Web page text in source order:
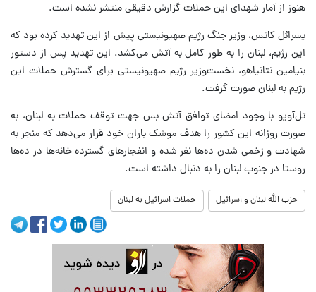
هنوز از آمار شهدای این حملات گزارش دقیقی منتشر نشده است.
یسرائل کاتس، وزیر جنگ رژیم صهیونیستی پیش از این تهدید کرده بود که
این رژیم، لبنان را به طور کامل به آتش می‌کشد. این تهدید پس از دستور
بنیامین نتانیاهو، نخست‌وزیر رژیم صهیونیستی برای گسترش حملات این
رژیم به لبنان صورت گرفت.
تل‌آویو با وجود امضای توافق آتش بس جهت توقف حملات به لبنان، به
صورت روزانه این کشور را هدف موشک باران خود قرار می‌دهد که منجر به
شهادت و زخمی شدن ده‌ها نفر شده و انفجارهای گسترده خانه‌ها در ده‌ها
روستا در جنوب لبنان را به دنبال داشته است.
حزب الله لبنان و اسرائیل حملات اسرائیل به لبنان